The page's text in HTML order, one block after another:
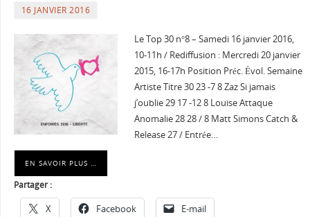
16 JANVIER 2016
Le Top 30 n°8 – Samedi 16 janvier 2016,
10-11h / Rediffusion : Mercredi 20 janvier
2015, 16-17h Position Préc. Évol. Semaine
Artiste Titre 30 23 -7 8 Zaz Si jamais
j’oublie 29 17 -12 8 Louise Attaque
Anomalie 28 28 / 8 Matt Simons Catch &
Release 27 / Entrée…
EN SAVOIR PLUS …
Partager :
X Facebook E-mail